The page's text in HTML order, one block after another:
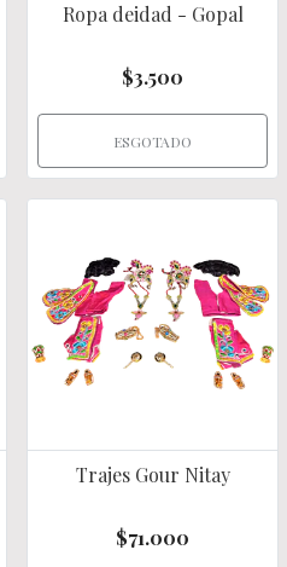
Ropa deidad - Gopal
$3.500
ESGOTADO
Trajes Gour Nitay
$71.000